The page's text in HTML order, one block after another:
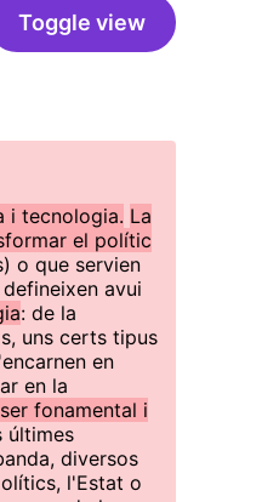
Toggle view
i tecnologia. La
el polític
o que servien
avui
: de la
uns certs tipus
en
en la
fonamental i
últimes
diversos
l'Estat o